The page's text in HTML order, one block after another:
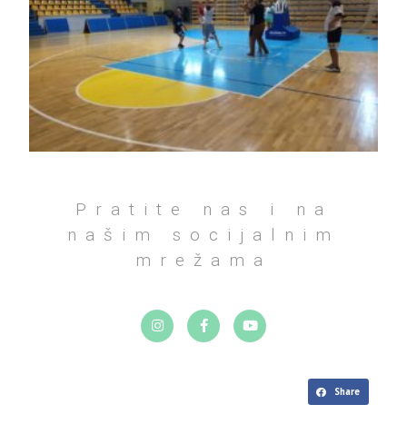
Pratite nas i na
našim socijalnim
mrežama
Share